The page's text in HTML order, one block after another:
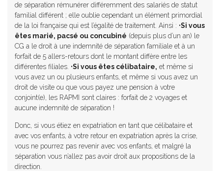
de séparation rémunérer différemment des salariés de statut
familial différent ; elle oublie cependant un élément primordial
de la loi française qui est l’égalité de traitement. Ainsi : •Si vous
êtes marié, pacsé ou concubiné (depuis plus d’un an) le
CG a le droit à une indemnité de séparation familiale et à un
forfait de 5 allers-retours dont le montant diffère entre les
différentes filiales. •Si vous êtes célibataire, et même si
vous avez un ou plusieurs enfants, et même si vous avez un
droit de visite ou que vous payez une pension à votre
conjoint(e), les RAPMI sont claires : forfait de 2 voyages et
aucune indemnité de séparation !
Donc, si vous étiez en expatriation en tant que célibataire et
avec vos enfants, à votre retour en expatriation après la crise,
vous ne pourrez pas revenir avec vos enfants, et malgré la
séparation vous n’allez pas avoir droit aux propositions de la
direction.